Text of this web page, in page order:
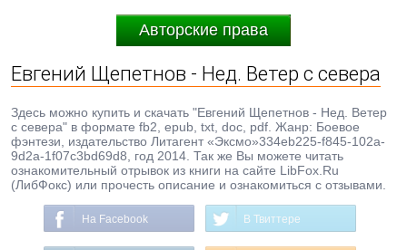
Авторские права
Евгений Щепетнов - Нед. Ветер с севера
Здесь можно купить и скачать "Евгений Щепетнов - Нед. Ветер
с севера" в формате fb2, epub, txt, doc, pdf. Жанр: Боевое
фэнтези, издательство Литагент «Эксмо»334eb225-f845-102a-
9d2a-1f07c3bd69d8, год 2014. Так же Вы можете читать
ознакомительный отрывок из книги на сайте LibFox.Ru
(ЛибФокс) или прочесть описание и ознакомиться с отзывами.
На Facebook В Твиттере